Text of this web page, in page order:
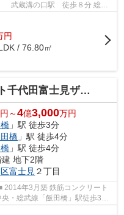
溝の口駅 徒歩８分 総戸
円
/ 76.80㎡
代田富士見ザタワー
～4億3,000万円
」駅 徒歩3分
橋 」駅 徒歩4分
」駅 徒歩4分
地下2階
富士見 ２丁目